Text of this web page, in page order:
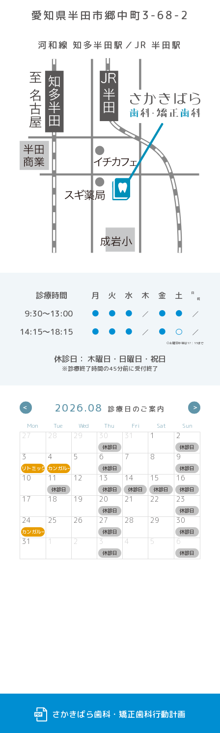
愛知県半田市郷中町3-68-2
河和線 知多半田駅／JR 半田駅
診療時間 月 火 水 木 金 土
日
祝
9:30～13:00 ● ● ● ●
●
14:15～18:15
● ● ● ● ○
○土曜日午後は17：15まで
休診日： 木曜日・日曜日・祝日
※診療終了時間の45分前に受付終了
2026.08
Mon Tue Wed Thu Fri Sat Sun
27 28 29 30 31 1 2
休診日 休診日
3 4 5 6 7 8 9
リトミック カンガルーム 休診日 休診日
10 11 12 13 14 15 16
休診日 休診日 休診日 休診日 休診日
17 18 19 20 21 22 23
休診日 休診日
24 25 26 27 28 29 30
カンガルーム 休診日 休診日
31 1 2 3 4 5 6
休診日 休診日
さかきばら歯科・矯正歯科行動計画